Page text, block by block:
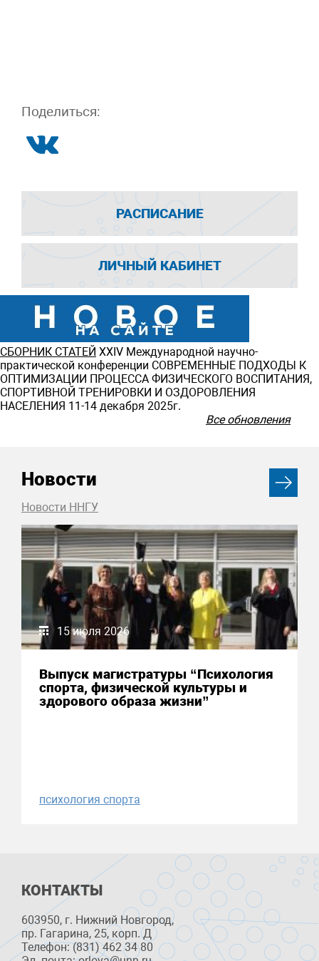
Поделиться:
РАСПИСАНИЕ
ЛИЧНЫЙ КАБИНЕТ
СБОРНИК СТАТЕЙ ХXIV Международной научно-
практической конференции СОВРЕМЕННЫЕ ПОДХОДЫ К
ОПТИМИЗАЦИИ ПРОЦЕССА ФИЗИЧЕСКОГО ВОСПИТАНИЯ,
СПОРТИВНОЙ ТРЕНИРОВКИ И ОЗДОРОВЛЕНИЯ
НАСЕЛЕНИЯ 11-14 декабря 2025г.
Все обновления
Новости
Новости ННГУ
15 июля 2026
Выпуск магистратуры “Психология
спорта, физической культуры и
здорового образа жизни”
психология спорта
КОНТАКТЫ
603950, г. Нижний Новгород,
пр. Гагарина, 25, корп. Д
Телефон: (831) 462 34 80